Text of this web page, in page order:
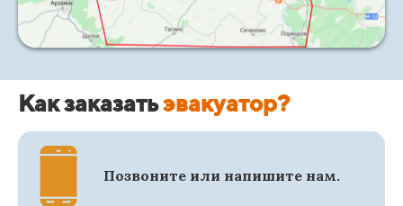
Как заказатьэвакуатор?
Позвоните или напишите нам.